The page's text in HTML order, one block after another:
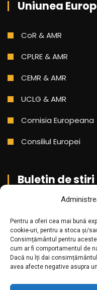
Pentru a oferi cea mai bună
cookie-uri, pentru a stoca și/
Consimțământul pentru
cum ar fi comportamentul de
Dacă nu îți dai
avea afecte negative asupra
Uniunea
CoR & AMR
CPLRE & AMR
CEMR & AMR
UCLG & AMR
Comisia Europeana
Consiliul Europei
Buletin de stiri
Aboneaza-te pentru a
noastra!